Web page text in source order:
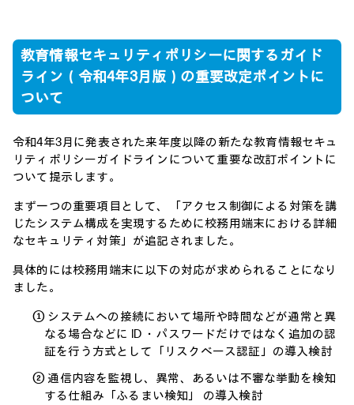
教育情報セキュリティポリシーに関するガイド
ライン（令和4年3月版）の重要改定ポイントに
ついて
令和4年3月に発表された来年度以降の新たな教育情報セキュ
リティポリシーガイドラインについて重要な改訂ポイントに
ついて提示します。
まず一つの重要項目として、「アクセス制御による対策を講
じたシステム構成を実現するために校務用端末における詳細
なセキュリティ対策」が追記されました。
具体的には校務用端末に以下の対応が求められることになり
ました。
① システムへの接続において場所や時間などが通常と異
なる場合などに ID ・パスワードだけではなく追加の認
証を行う方式として「リスクベース認証」の導入検討
② 通信内容を監視し、異常、あるいは不審な挙動を検知
する仕組み「ふるまい検知」 の導入検討